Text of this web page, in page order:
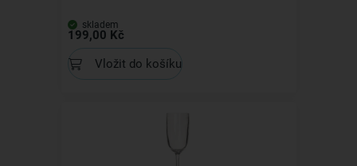
skladem
199,00 Kč
Vložit do košíku